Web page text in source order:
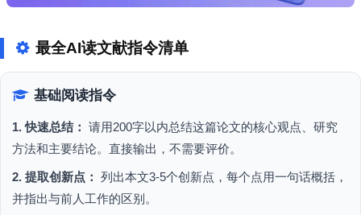
最全AI读文献指令清单
基础阅读指令
1. 快速总结： 请用200字以内总结这篇论文的核心观点、研究
方法和主要结论。直接输出，不需要评价。
2. 提取创新点： 列出本文3-5个创新点，每个点用一句话概括，
并指出与前人工作的区别。